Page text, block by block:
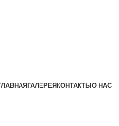
ГАЛЕРЕЯ КОНТАКТЫ О НАС